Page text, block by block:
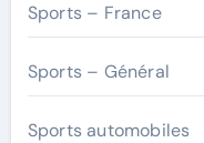
Sports – France
Sports – Général
Sports automobiles